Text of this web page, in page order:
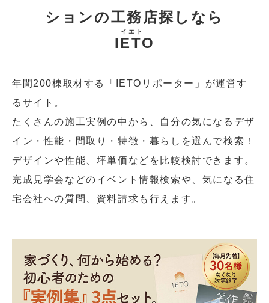
ションの工務店探しなら
IETO
イエト
年間200棟取材する「IETOリポーター」が運営す
るサイト。
たくさんの施工実例の中から、自分の気になるデザ
イン・性能・間取り・特徴・暮らしを選んで検索！
デザインや性能、坪単価などを比較検討できます。
完成見学会などのイベント情報検索や、気になる住
宅会社への質問、資料請求も行えます。